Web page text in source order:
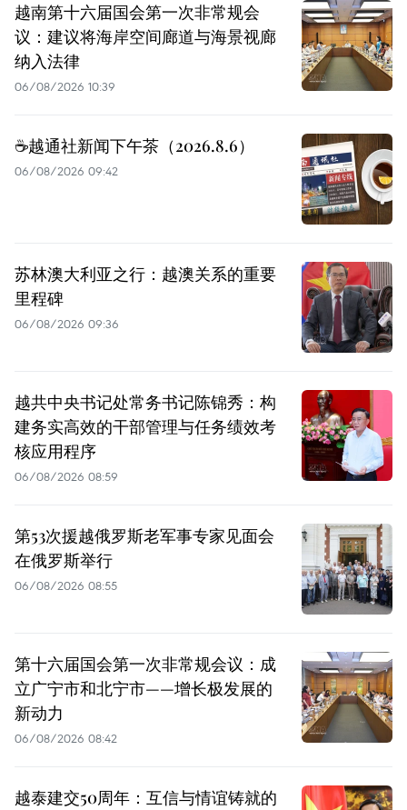
越南第十六届国会第一次非常规会
议：建议将海岸空间廊道与海景视廊
纳入法律
06/08/2026 10:39
☕️越通社新闻下午茶（2026.8.6）
06/08/2026 09:42
苏林澳大利亚之行：越澳关系的重要
里程碑
06/08/2026 09:36
越共中央书记处常务书记陈锦秀：构
建务实高效的干部管理与任务绩效考
核应用程序
06/08/2026 08:59
第53次援越俄罗斯老军事专家见面会
在俄罗斯举行
06/08/2026 08:55
第十六届国会第一次非常规会议：成
立广宁市和北宁市——增长极发展的
新动力
06/08/2026 08:42
越泰建交50周年：互信与情谊铸就的